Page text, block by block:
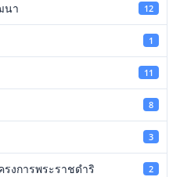
นา 12
1
11
8
3
รงการพระราชดำริ 2